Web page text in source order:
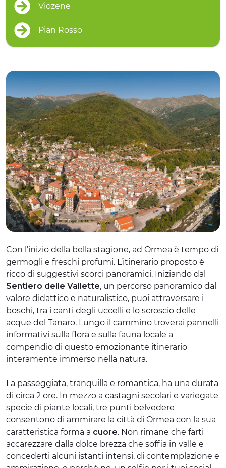
Viozene
Pian Rosso
Con l’inizio della bella stagione, ad Ormea è tempo di
germogli e freschi profumi. L’itinerario proposto è
ricco di suggestivi scorci panoramici. Iniziando dal
Sentiero delle Vallette, un percorso panoramico dal
valore didattico e naturalistico, puoi attraversare i
boschi, tra i canti degli uccelli e lo scroscio delle
acque del Tanaro. Lungo il cammino troverai pannelli
informativi sulla flora e sulla fauna locale a
compendio di questo emozionante itinerario
interamente immerso nella natura.
La passeggiata, tranquilla e romantica, ha una durata
di circa 2 ore. In mezzo a castagni secolari e variegate
specie di piante locali, tre punti belvedere
consentono di ammirare la città di Ormea con la sua
caratteristica forma a cuore. Non rimane che farti
accarezzare dalla dolce brezza che soffia in valle e
concederti alcuni istanti intensi, di contemplazione e